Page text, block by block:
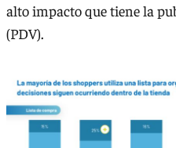
alto impacto que tiene la
(PDV).